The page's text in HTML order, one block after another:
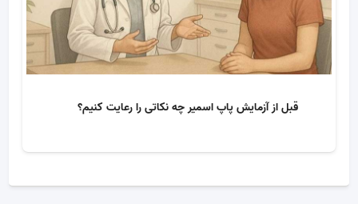
قبل از آزمایش پاپ اسمیر چه نکاتی را رعایت کنیم؟